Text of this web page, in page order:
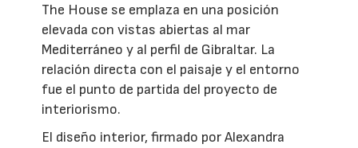
The House se emplaza en una posición
elevada con vistas abiertas al mar
Mediterráneo y al perfil de Gibraltar. La
relación directa con el paisaje y el entorno
fue el punto de partida del proyecto de
interiorismo.
El diseño interior, firmado por Alexandra